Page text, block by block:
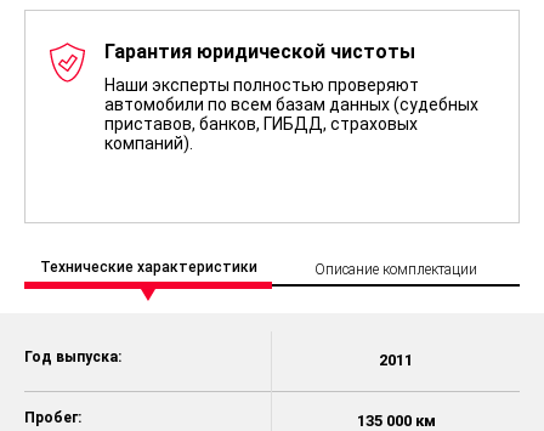
Гарантия юридической чистоты
Наши эксперты полностью проверяют
автомобили по всем базам данных (судебных
приставов, банков, ГИБДД, страховых
компаний).
Технические характеристики Описание комплектации
Год выпуска:
Пробег:
2011
135 000 км